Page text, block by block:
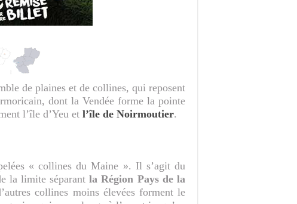
de plaines et de collines, qui reposent
dont la Vendée forme la pointe
l’île d’Yeu et l’île de Noirmoutier.
« collines du Maine ». Il s’agit du
la limite séparantla Région Pays de la
collines moins élevées forment le